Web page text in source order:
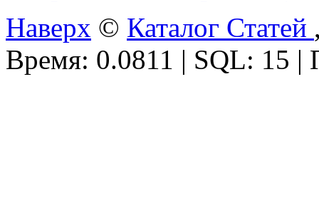
Наверх © Каталог Статей
Время: 0.0811 | SQL: 15